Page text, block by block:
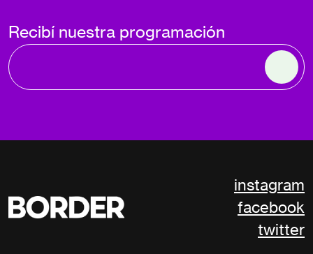
Recibí nuestra programación
instagram
facebook
twitter